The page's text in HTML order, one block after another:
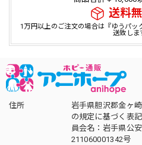
送料
1万円以上のご注文の場合は『ゆうパッ
送致しま
住所
岩手県胆沢郡金ヶ
の規定に基づく
員会名：岩手県公
211060001342号